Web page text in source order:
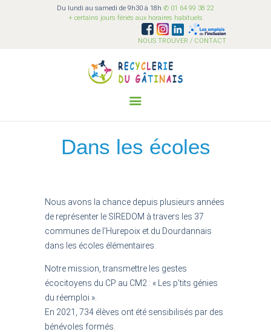
Du lundi au samedi de 9h30 à 18h ✆ 01 64 99 38 22
+ certains jours fériés aux horaires habituels
NOUS TROUVER / CONTACT
Dans les écoles
Recyclerie du Gâtinais
Ensemble on est plus fort !
QUI SOMMES-NOUS?
COLLECTER
SENSIBILISER
BÉNÉVOLAT
FAQ
Nous avons la chance depuis plusieurs années
de représenter le SIREDOM à travers les 37
communes de l’Hurepoix et du Dourdannais
dans les écoles élémentaires.
Notre mission, transmettre les gestes
écocitoyens du CP au CM2 : « Les p’tits génies
du réemploi ».
En 2021, 734 élèves ont été sensibilisés par des
bénévoles formés.